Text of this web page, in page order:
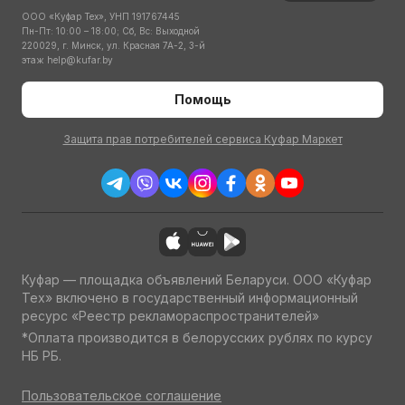
ООО «Куфар Тех», УНП 191767445
Пн-Пт: 10:00 – 18:00; Сб, Вс: Выходной
220029, г. Минск, ул. Красная 7А-2, 3-й
этаж help@kufar.by
Помощь
Защита прав потребителей сервиса Куфар Маркет
Куфар — площадка объявлений Беларуси. ООО «Куфар
Тех» включено в государственный информационный
ресурс «Реестр рекламораспространителей»
*Оплата производится в белорусских рублях по курсу
НБ РБ.
Пользовательское соглашение